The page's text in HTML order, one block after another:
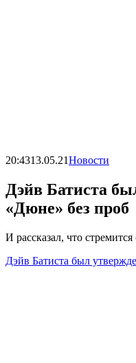
20:4313.05.21Новости
Дэйв Батиста
«Дюне» без проб
И рассказал, что
Дэйв Батиста был